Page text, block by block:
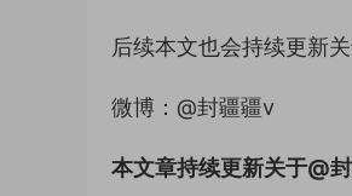
后续本文也会持续更新
微博：@封疆疆v
本文章持续更新关于@